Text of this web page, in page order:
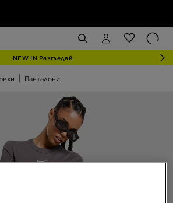
NEW IN Разгледай
Панталони